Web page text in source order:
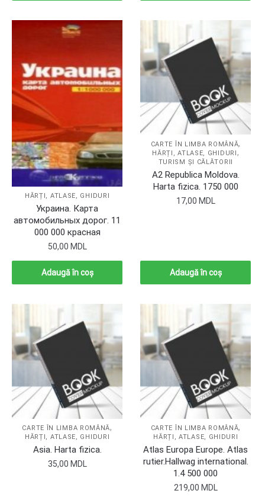
HĂRȚI, ATLASE, GHIDURI
Украина. Карта
автомобильных дорог. 11
000 000 красная
50,00 MDL
Adaugă în coș
CARTE ÎN LIMBA ROMÂNĂ,
HĂRȚI, ATLASE, GHIDURI,
TURISM ȘI CĂLĂTORII
A2 Republica Moldova.
Harta fizica. 1750 000
17,00 MDL
Adaugă în coș
CARTE ÎN LIMBA ROMÂNĂ,
HĂRȚI, ATLASE, GHIDURI
Asia. Harta fizica.
35,00 MDL
CARTE ÎN LIMBA ROMÂNĂ,
HĂRȚI, ATLASE, GHIDURI
Atlas Europa Europe. Atlas
rutier.Hallwag international.
1.4 500 000
219,00 MDL